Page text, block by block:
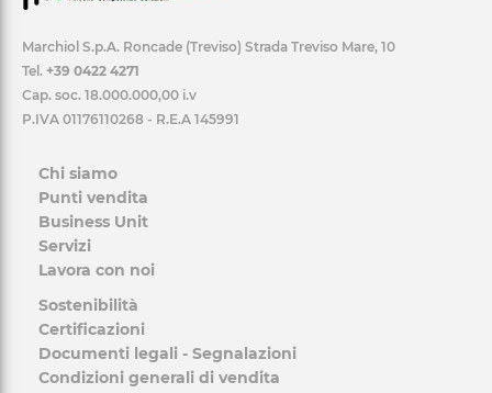
Marchiol S.p.A. Roncade (Treviso) Strada Treviso Mare, 10
Tel. +39 0422 4271
Cap. soc. 18.000.000,00 i.v
P.IVA 01176110268 - R.E.A 145991
Chi siamo
Punti vendita
Business Unit
Servizi
Lavora con noi
Sostenibilità
Certificazioni
Documenti legali - Segnalazioni
Condizioni generali di vendita